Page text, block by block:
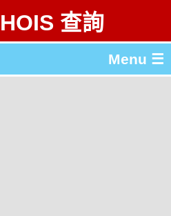
查詢
Menu ☰